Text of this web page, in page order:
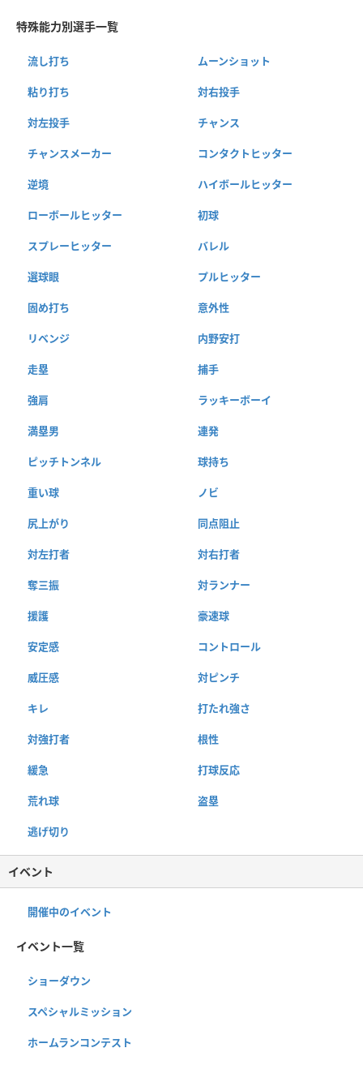
特殊能力別選手一覧
流し打ち ムーンショット
粘り打ち 対右投手
対左投手 チャンス
チャンスメーカー コンタクトヒッター
逆境 ハイボールヒッター
ローボールヒッター 初球
スプレーヒッター バレル
選球眼 プルヒッター
固め打ち 意外性
リベンジ 内野安打
走塁 捕手
強肩 ラッキーボーイ
満塁男 連発
ピッチトンネル 球持ち
重い球 ノビ
尻上がり 同点阻止
対左打者 対右打者
奪三振 対ランナー
援護 豪速球
安定感 コントロール
威圧感 対ピンチ
キレ 打たれ強さ
対強打者 根性
緩急 打球反応
荒れ球 盗塁
逃げ切り
イベント
開催中のイベント
イベント一覧
ショーダウン
スペシャルミッション
ホームランコンテスト